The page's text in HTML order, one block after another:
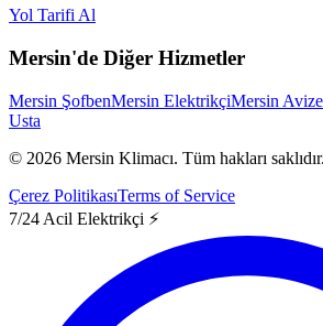
Yol Tarifi Al
Mersin'de Diğer Hizmetler
Mersin ŞofbenMersin ElektrikçiMersin Avize
Usta
© 2026 Mersin Klimacı. Tüm hakları saklıdır.
Çerez PolitikasıTerms of Service
7/24 Acil Elektrikçi ⚡